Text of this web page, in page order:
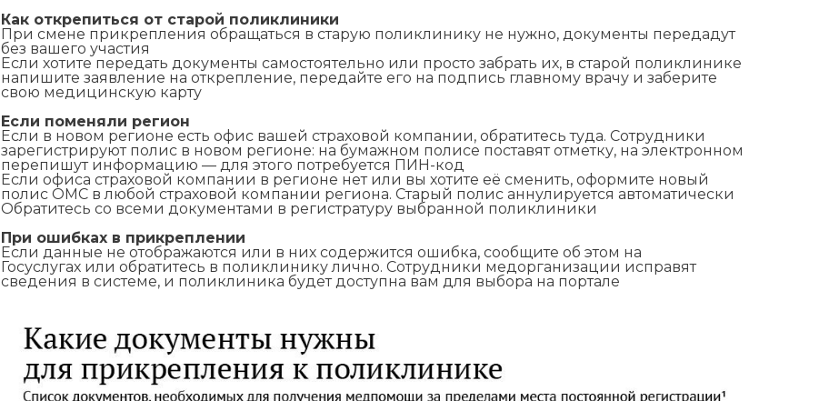
Как открепиться от старой поликлиники
При смене прикрепления обращаться в старую поликлинику не нужно, документы передадут
без вашего участия
Если хотите передать документы самостоятельно или просто забрать их, в старой поликлинике
напишите заявление на открепление, передайте его на подпись главному врачу и заберите
свою медицинскую карту
Если поменяли регион
Если в новом регионе есть офис вашей страховой компании, обратитесь туда. Сотрудники
зарегистрируют полис в новом регионе: на бумажном полисе поставят отметку, на электронном
перепишут информацию — для этого потребуется ПИН-код
Если офиса страховой компании в регионе нет или вы хотите её сменить, оформите новый
полис ОМС в любой страховой компании региона. Старый полис аннулируется автоматически
Обратитесь со всеми документами в регистратуру выбранной поликлиники
При ошибках в прикреплении
Если данные не отображаются или в них содержится ошибка, сообщите об этом на
Госуслугах или обратитесь в поликлинику лично. Сотрудники медорганизации исправят
сведения в системе, и поликлиника будет доступна вам для выбора на портале